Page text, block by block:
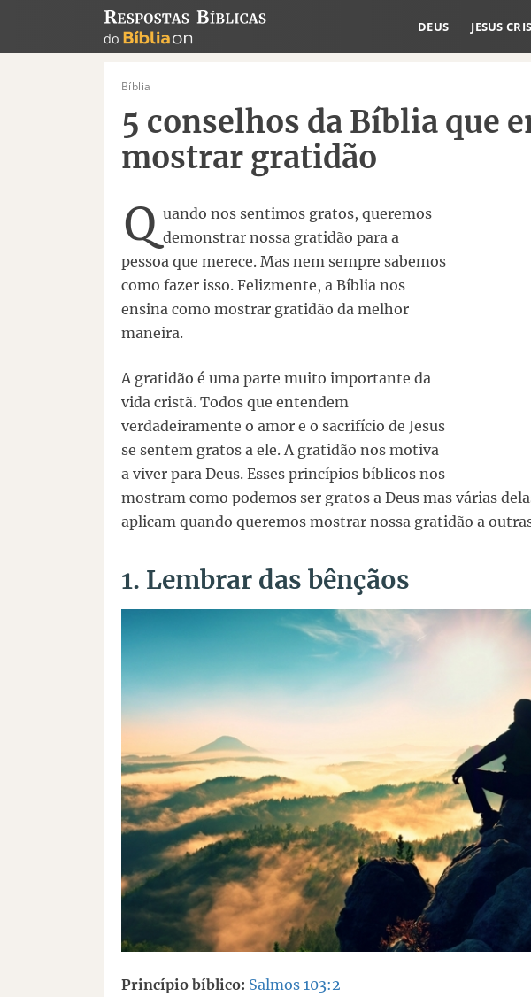
DEUS JESUS
Bíblia
5 conselhos da Bíblia que
mostrar gratidão
Q uando nos sentimos gratos, queremos
demonstrar nossa gratidão para a
pessoa que merece. Mas nem sempre sabemos
como fazer isso. Felizmente, a Bíblia nos
ensina como mostrar gratidão da melhor
maneira.
A gratidão é uma parte muito importante da
vida cristã. Todos que entendem
verdadeiramente o amor e o sacrifício de Jesus
se sentem gratos a ele. A gratidão nos motiva
a viver para Deus. Esses princípios bíblicos nos
mostram como podemos ser gratos a Deus mas várias
aplicam quando queremos mostrar nossa gratidão a
1. Lembrar das bênçãos
Princípio bíblico: Salmos 103:2